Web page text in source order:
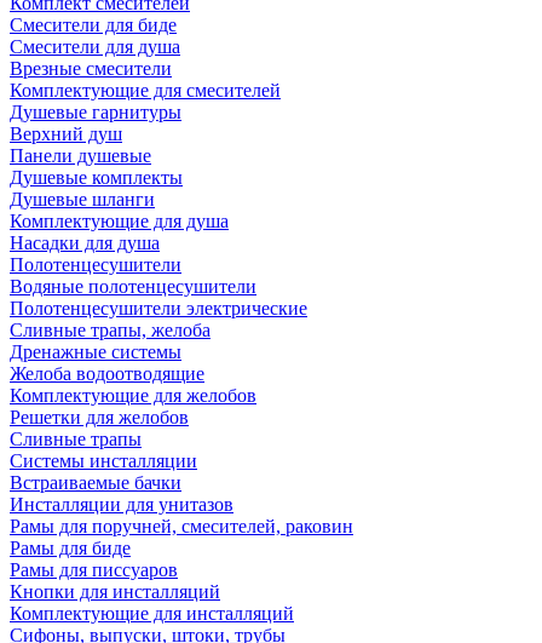
Смесители для биде
Смесители для душа
Врезные смесители
Комплектующие для смесителей
Душевые гарнитуры
Верхний душ
Панели душевые
Душевые комплекты
Душевые шланги
Комплектующие для душа
Насадки для душа
Полотенцесушители
Водяные полотенцесушители
Полотенцесушители электрические
Сливные трапы, желоба
Дренажные системы
Желоба водоотводящие
Комплектующие для желобов
Решетки для желобов
Сливные трапы
Системы инсталляции
Встраиваемые бачки
Инсталляции для унитазов
Рамы для поручней, смесителей, раковин
Рамы для биде
Рамы для писсуаров
Кнопки для инсталляций
Комплектующие для инсталляций
Сифоны, выпуски, штоки, трубы